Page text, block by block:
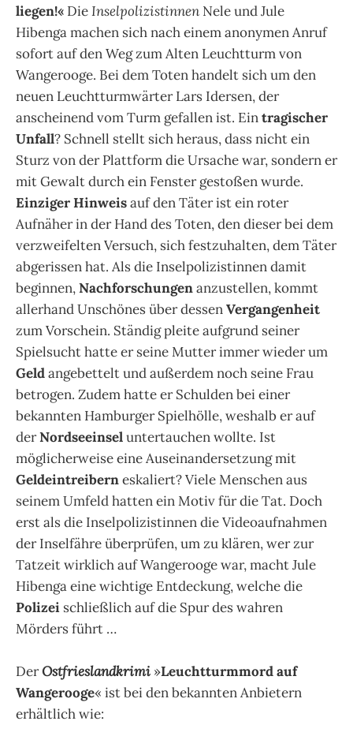
liegen!« DieInselpolizistinnen Nele und Jule
Hibenga machen sich nach einem anonymen Anruf
sofort auf den Weg zum Alten Leuchtturm von
Wangerooge. Bei dem Toten handelt sich um den
neuen Leuchtturmwärter Lars Idersen, der
anscheinend vom Turm gefallen ist. Eintragischer
Unfall? Schnell stellt sich heraus, dass nicht ein
Sturz von der Plattform die Ursache war, sondern er
mit Gewalt durch ein Fenster gestoßen wurde.
Einziger Hinweisauf den Täter ist ein roter
Aufnäher in der Hand des Toten, den dieser bei dem
verzweifelten Versuch, sich festzuhalten, dem Täter
abgerissen hat. Als die Inselpolizistinnen damit
beginnen,Nachforschungenanzustellen, kommt
allerhand Unschönes über dessenVergangenheit
zum Vorschein. Ständig pleite aufgrund seiner
Spielsucht hatte er seine Mutter immer wieder um
Geldangebettelt und außerdem noch seine Frau
betrogen. Zudem hatte er Schulden bei einer
bekannten Hamburger Spielhölle, weshalb er auf
derNordseeinseluntertauchen wollte. Ist
möglicherweise eine Auseinandersetzung mit
Geldeintreiberneskaliert? Viele Menschen aus
seinem Umfeld hatten ein Motiv für die Tat. Doch
erst als die Inselpolizistinnen die Videoaufnahmen
der Inselfähre überprüfen, um zu klären, wer zur
Tatzeit wirklich auf Wangerooge war, macht Jule
Hibenga eine wichtige Entdeckung, welche die
Polizei schließlich auf die Spur des wahren
Mörders führt …
DerOstfrieslandkrimi »Leuchtturmmord auf
Wangerooge« ist bei den bekannten Anbietern
erhältlich wie: